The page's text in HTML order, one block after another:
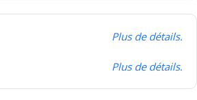
Plus de détails.
Plus de détails.